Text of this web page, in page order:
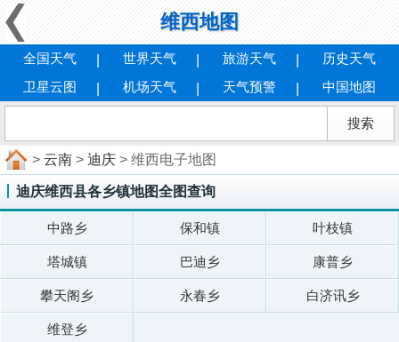
维西地图
全国天气 世界天气 旅游天气
历史天气
卫星云图
机场天气 天气预警 中国地图
> 云南 > 迪庆 > 维西电子地图
迪庆维西县各乡镇地图全图查询
中路乡 保和镇 叶枝镇
塔城镇 巴迪乡 康普乡
攀天阁乡 永春乡 白济讯乡
维登乡